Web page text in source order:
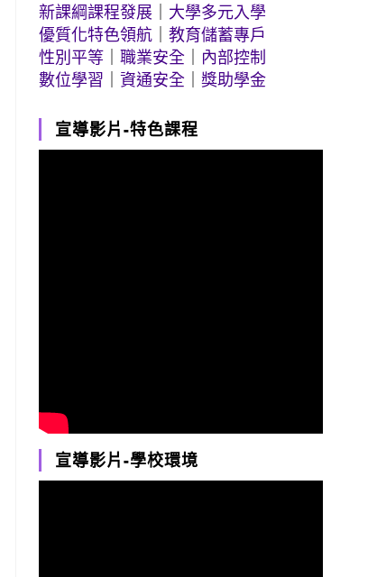
新課綱課程發展
大學多元入學
優質化特色領航 ｜教育儲蓄專戶
性別平等 ｜職業安全
內部控制
數位學習 ｜資通安全 ｜獎助學金
宣導影片-特色課程
宣導影片-學校環境